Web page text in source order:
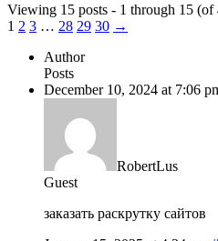
Viewing 15 posts - 1 through 15 (of
1 2 3 … 28 29 30 →
Author
Posts
December 10, 2024 at 7:06
RobertLus
Guest
заказать раскрутку сайтов